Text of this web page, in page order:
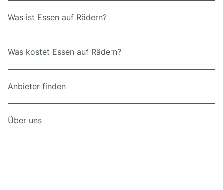
Was ist Essen auf Rädern?
Was kostet Essen auf Rädern?
Anbieter finden
Über uns